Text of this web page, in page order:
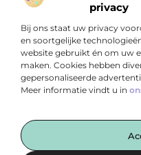
privacy
Bij ons staat uw privacy
en soortgelijke
website gebruikt én om uw
maken. Cookies hebben
gepersonaliseerde
Meer informatie vindt u in
Een vleugje
— Op
en ideeën die nét
invalshoeken tot